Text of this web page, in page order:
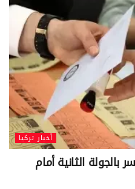
أخبار تركيا
الثانية أمام